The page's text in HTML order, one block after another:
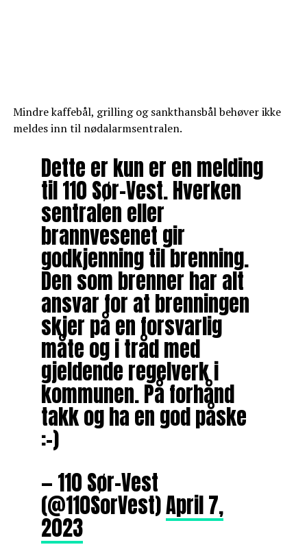
Mindre kaffebål, grilling og sankthansbål behøver ikke
meldes inn til nødalarmsentralen.
Dette er kun er en melding
til 110 Sør-Vest. Hverken
sentralen eller
brannvesenet gir
godkjenning til brenning.
Den som brenner har alt
ansvar for at brenningen
skjer på en forsvarlig
måte og i tråd med
gjeldende regelverk i
kommunen. På forhånd
takk og ha en god påske
:-)
— 110 Sør-Vest
(@110SorVest)April 7,
2023